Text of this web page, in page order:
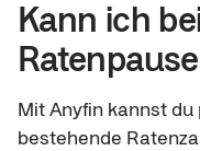
Kann ich
Mit Anyfin kannst
bestehende